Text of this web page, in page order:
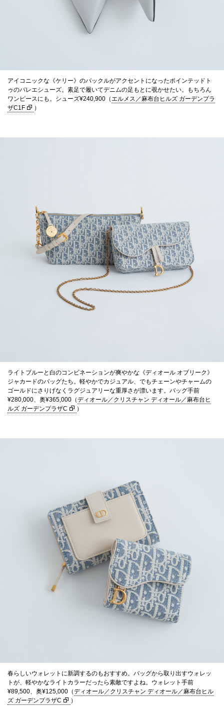
アイコニックな《ケリー》のバックルがアクセントになったポインテッドト
ゥのバレエシューズ。素足で履いてデニムの足もとに覗かせたい。もちろん
ワンピースにも。シューズ¥240,900（エルメス／麻布台ヒルズ ガーデンプラ
ザC1F
）
ライトブルーと白のコンビネーションが爽やかな《ディオール オブリーク》
ジャカードのバッグたち。軽やかでカジュアル、でもチェーンやチャームの
ゴールドにさりげなくラグジュアリーな重厚さが漂います。バッグ手前
¥280,000、奥¥365,000（ディオール／クリスチャン ディオール／麻布台ヒ
ルズ ガーデンプラザC
）
春らしいウォレットに新調するのもおすすめ。バッグから取り出すウォレッ
トが、軽やかなライトカラーだったら素敵ですよね。ウォレット手前
¥89,500、奥¥125,000（ディオール／クリスチャン ディオール／麻布台ヒル
ズ ガーデンプラザC
）